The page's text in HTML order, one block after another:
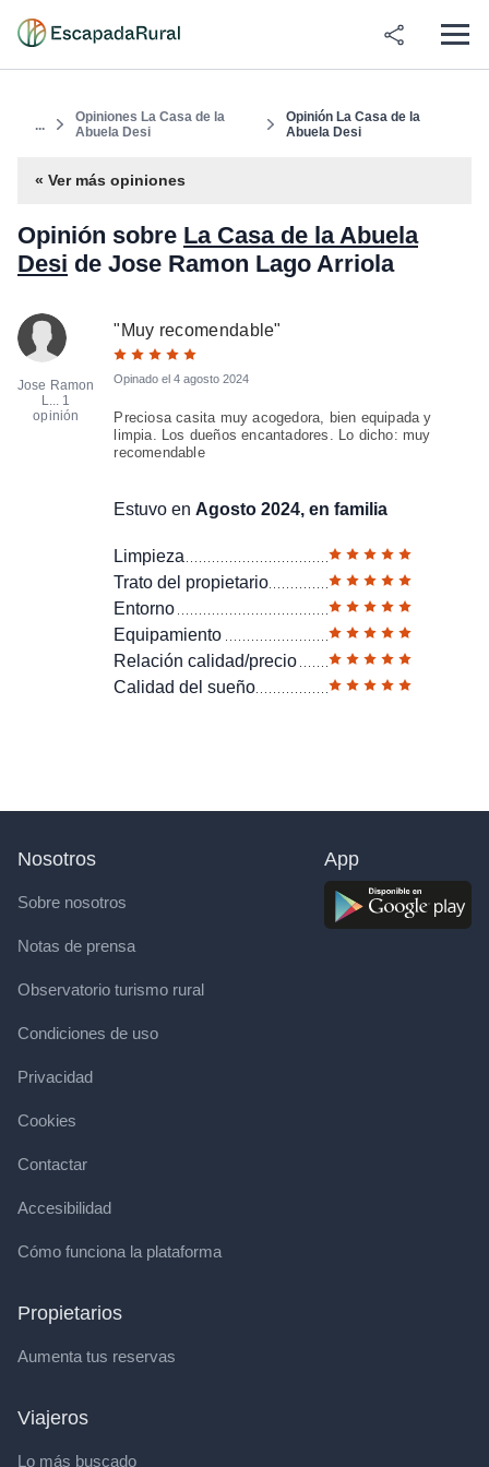
...
Opiniones La Casa de la
Abuela Desi
Opinión La Casa de la
Abuela Desi
« Ver más opiniones
Opinión sobre La Casa de la Abuela
Desi de Jose Ramon Lago Arriola
Jose Ramon
L... 1
opinión
" Muy recomendable"
Opinado el4 agosto 2024
Preciosa casita muy acogedora, bien equipada y
limpia. Los dueños encantadores. Lo dicho: muy
recomendable
Estuvo en Agosto 2024, en familia
Limpieza
Trato del propietario
Entorno
Equipamiento
Relación calidad/precio
Calidad del sueño
Nosotros
Sobre nosotros
Notas de prensa
Observatorio turismo rural
Condiciones de uso
Privacidad
Cookies
Contactar
Accesibilidad
Cómo funciona la plataforma
Propietarios
Aumenta tus reservas
Viajeros
Lo más buscado
App